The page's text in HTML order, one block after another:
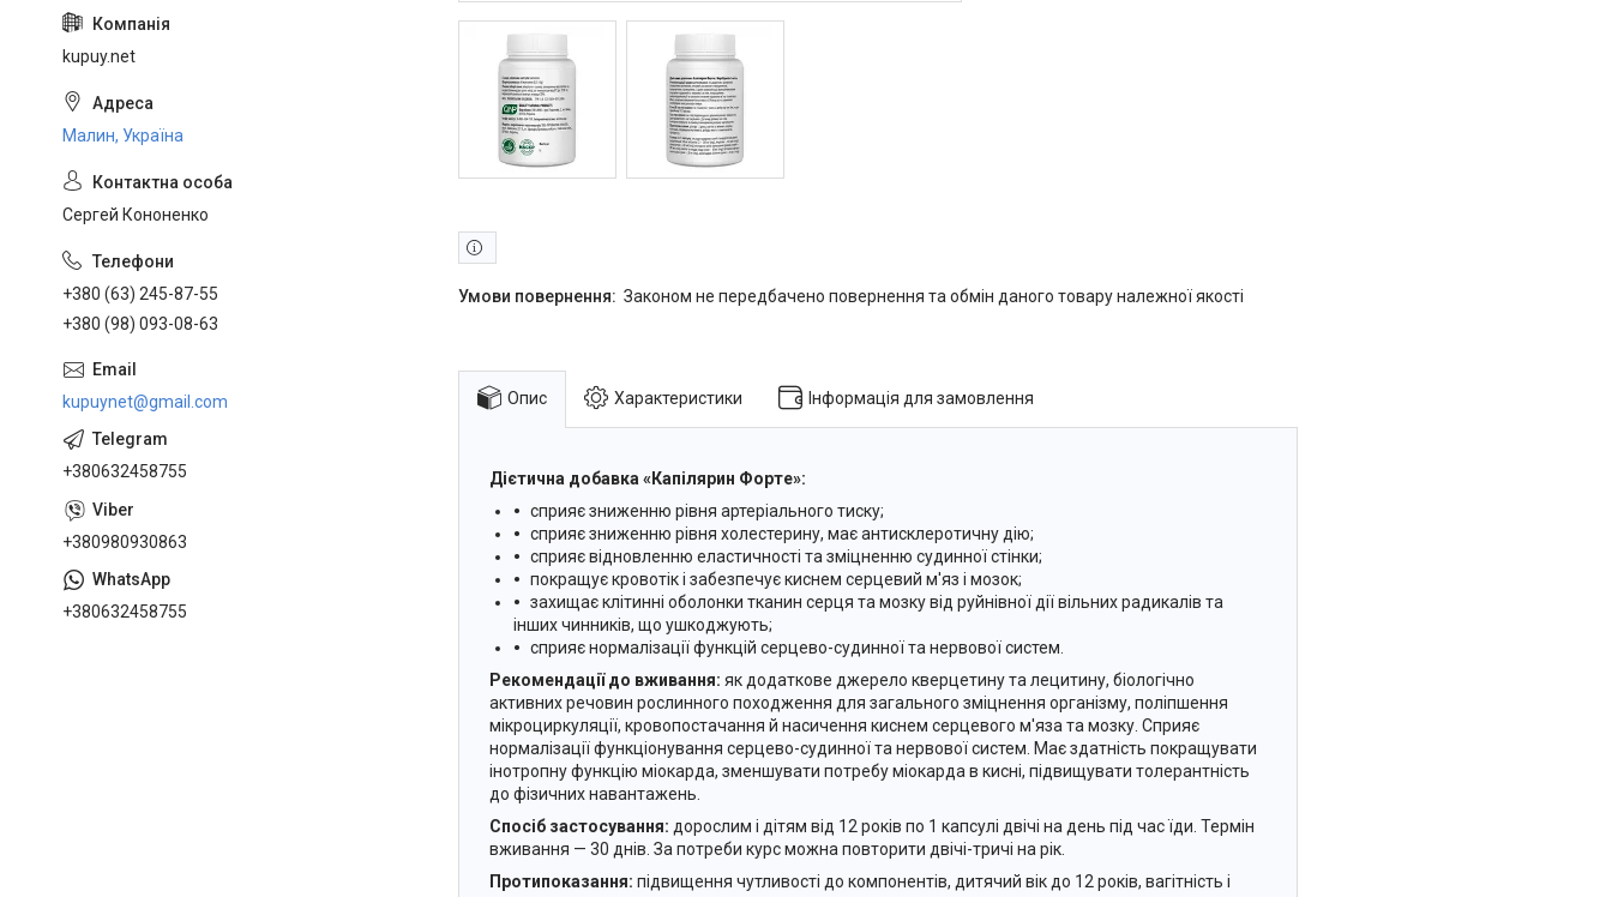
Законом не передбачено повернення та обмін даного товару належної якості
Опис Характеристики Інформація для замовлення
Дієтична добавка «Капілярин Форте»:
сприяє зниженню рівня артеріального тиску;
сприяє зниженню рівня холестерину, має антисклеротичну дію;
сприяє відновленню еластичності та зміцненню судинної стінки;
покращує кровотік і забезпечує киснем серцевий м'яз і мозок;
захищає клітинні оболонки тканин серця та мозку від руйнівної дії вільних радикалів та
інших чинників, що ушкоджують;
сприяє нормалізації функцій серцево-судинної та нервової систем.
Рекомендації до вживання: як додаткове джерело кверцетину та лецитину, біологічно
активних речовин рослинного походження для загального зміцнення організму, поліпшення
мікроциркуляції, кровопостачання й насичення киснем серцевого м'яза та мозку. Сприяє
нормалізації функціонування серцево-судинної та нервової систем. Має здатність покращувати
інотропну функцію міокарда, зменшувати потребу міокарда в кисні, підвищувати толерантність
до фізичних навантажень.
Спосіб застосування: дорослим і дітям від 12 років по 1 капсулі двічі на день під час їди. Термін
вживання — 30 днів. За потреби курс можна повторити двічі-тричі на рік.
Протипоказання: підвищення чутливості до компонентів, дитячий вік до 12 років, вагітність і
kupuy.net
Малин, Україна
Сергей Кононенко
+380 (63) 245-87-55
+380 (98) 093-08-63
kupuynet@gmail.com
+380632458755
+380980930863
+380632458755